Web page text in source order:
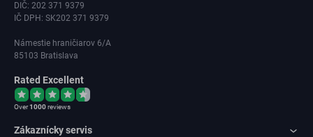
DIČ: 202 371 9379
IČ DPH: SK202 371 9379
Námestie hraničiarov 6/A
85103 Bratislava
Rated Excellent
Over1000reviews
Zákaznícky servis